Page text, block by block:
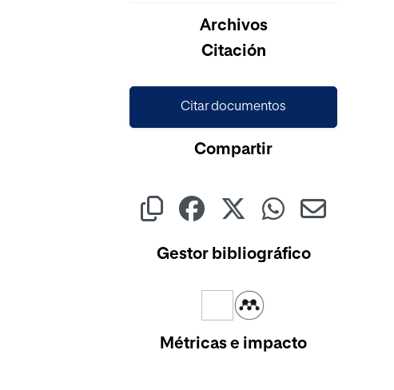
Archivos
Citación
Citar documentos
Compartir
Gestor bibliográfico
Métricas e impacto